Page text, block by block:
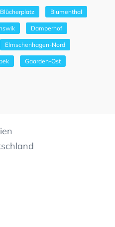
Blücherplatz Blumenthal
Damperhof
Elmschenhagen-Nord
Gaarden-Ost